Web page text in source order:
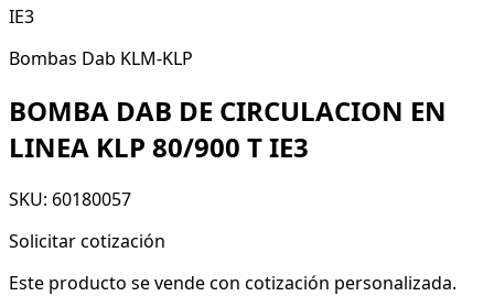
Bombas Dab KLM-KLP
BOMBA DAB DE CIRCULACION EN
LINEA KLP 80/900 T IE3
SKU: 60180057
Solicitar cotización
Este producto se vende con cotización personalizada.